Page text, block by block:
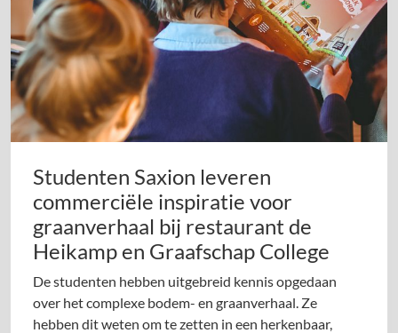
Studenten Saxion leveren
commerciële inspiratie voor
graanverhaal bij restaurant de
Heikamp en Graafschap College
De studenten hebben uitgebreid kennis opgedaan
over het complexe bodem- en graanverhaal. Ze
hebben dit weten om te zetten in een herkenbaar,